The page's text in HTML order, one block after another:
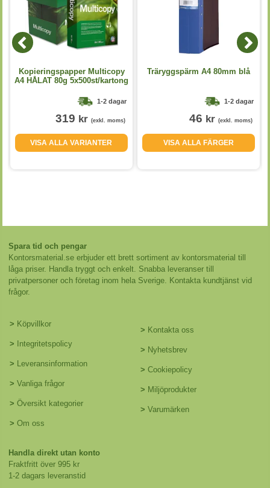
Kopieringspapper Multicopy
A4 HÅLAT 80g 5x500st/kartong
1-2 dagar
319 kr (exkl. moms)
VISA ALLA VARIANTER
Träryggspärm A4 80mm blå
1-2 dagar
46 kr (exkl. moms)
VISA ALLA FÄRGER
Spara tid och pengar
Kontorsmaterial.se erbjuder ett brett sortiment av kontorsmaterial till
låga priser. Handla tryggt och enkelt. Snabba leveranser till
privatpersoner och företag inom hela Sverige. Kontakta kundtjänst vid
frågor.
> Köpvillkor
> Integritetspolicy
> Leveransinformation
> Vanliga frågor
> Översikt kategorier
> Om oss
> Kontakta oss
> Nyhetsbrev
> Cookiepolicy
> Miljöprodukter
> Varumärken
Handla direkt utan konto
Fraktfritt över 995 kr
1-2 dagars leveranstid